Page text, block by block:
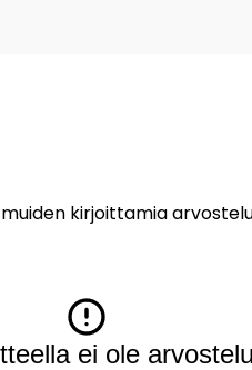
kirjoittamia
ei ole